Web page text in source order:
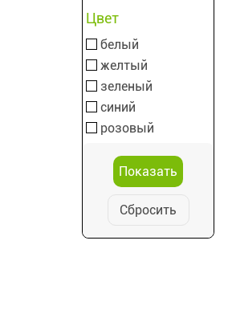
Цвет
белый
желтый
зеленый
синий
розовый
Сбросить